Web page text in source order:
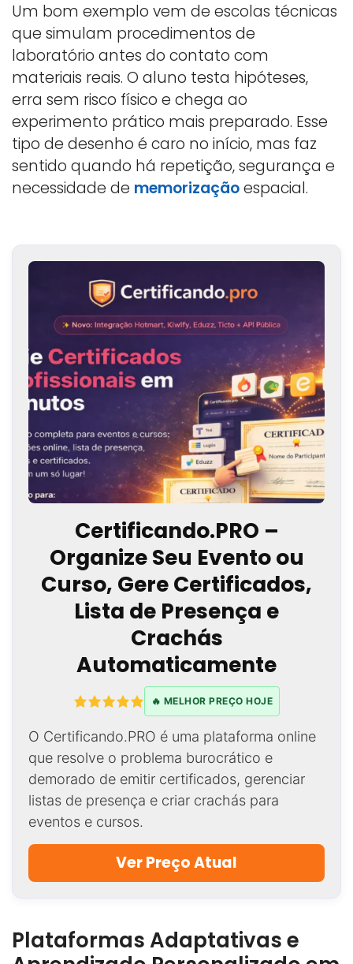
Um bom exemplo vem de escolas técnicas
que simulam procedimentos de
laboratório antes do contato com
materiais reais. O aluno testa hipóteses,
erra sem risco físico e chega ao
experimento prático mais preparado. Esse
tipo de desenho é caro no início, mas faz
sentido quando há repetição, segurança e
necessidade de memorizaçãoespacial.
Certificando.PRO –
Organize Seu Evento ou
Curso, Gere Certificados,
Lista de Presença e
Crachás
Automaticamente
🔥 MELHOR PREÇO HOJE
O Certificando.PRO é uma plataforma online
que resolve o problema burocrático e
demorado de emitir certificados, gerenciar
listas de presença e criar crachás para
eventos e cursos.
Ver Preço Atual
Plataformas Adaptativas e